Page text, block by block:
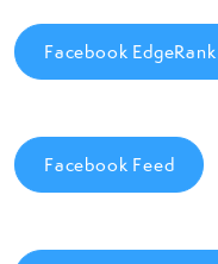
Facebook EdgeRank
Facebook Feed